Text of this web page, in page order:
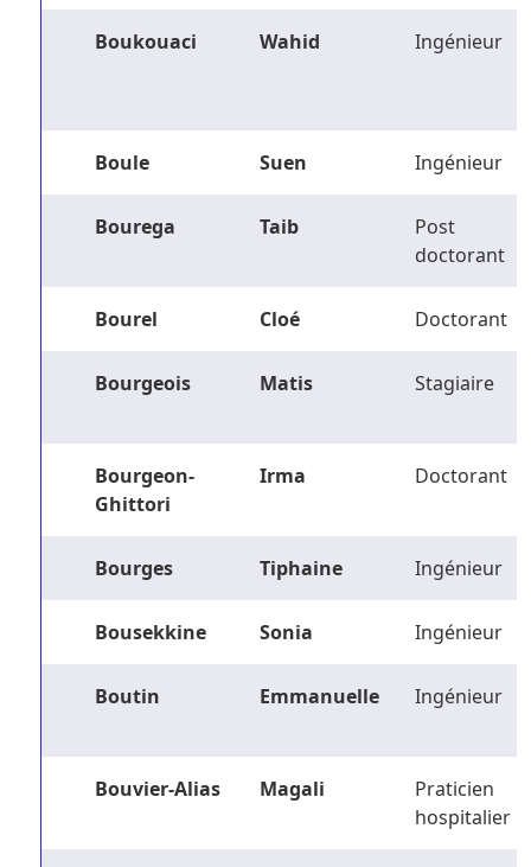
Boukouaci Wahid Ingénieur
Boule Suen Ingénieur
Bourega Taib
Post
doctorant
Bourel Cloé Doctorant
Bourgeois Matis Stagiaire
Bourgeon-
Ghittori
Irma Doctorant
Bourges Tiphaine Ingénieur
Bousekkine Sonia Ingénieur
Boutin Emmanuelle Ingénieur
Bouvier-Alias Magali
Praticien
hospitalier